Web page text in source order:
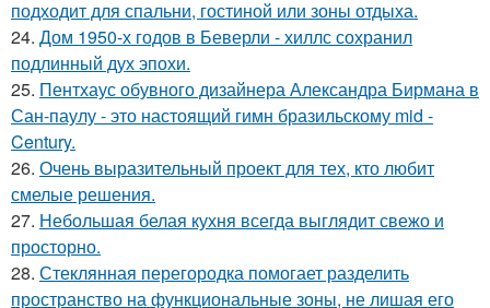
подходит для спальни, гостиной или зоны отдыха.
24. Дом 1950-х годов в Беверли - хиллс сохранил
подлинный дух эпохи.
25. Пентхаус обувного дизайнера Александра Бирмана в
Сан-паулу - это настоящий гимн бразильскому mid -
Century.
26. Очень выразительный проект для тех, кто любит
смелые решения.
27. Небольшая белая кухня всегда выглядит свежо и
просторно.
28. Стеклянная перегородка помогает разделить
пространство на функциональные зоны, не лишая его